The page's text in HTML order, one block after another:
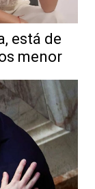
está de
menor